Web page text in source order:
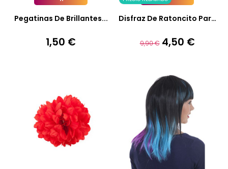
Añadir A La Cesta
Pegatinas De Brillantes...
Precio
1,50 €
Añadir A La Cesta
Disfraz De Ratoncito Para
Precio
9,90 € Precio
4,50 €